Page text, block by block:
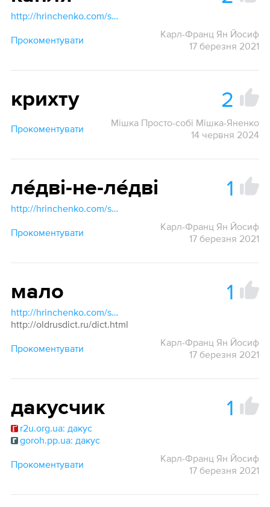
http://hrinchenko.com/slovar/znachenie-slova/22158-kaplja.html#show_point
Прокоментувати
Карл-Франц Ян Йосиф
17 березня 2021
крихту 2
Прокоментувати
Мішка Просто-собі Мішка-Яненко
14 червня 2024
ле́дві-не-ле́дві 1
http://hrinchenko.com/slovar/znachenie-slova/26045-ledve.html#show_point
Прокоментувати
Карл-Франц Ян Йосиф
17 березня 2021
мало 1
http://hrinchenko.com/slovar/znachenie-slova/27537-malo.html#show_point
http://oldrusdict.ru/dict.html
Прокоментувати
Карл-Франц Ян Йосиф
17 березня 2021
дакусчик 1
r2u.org.ua: дакус
goroh.pp.ua: дакус
Прокоментувати
Карл-Франц Ян Йосиф
17 березня 2021